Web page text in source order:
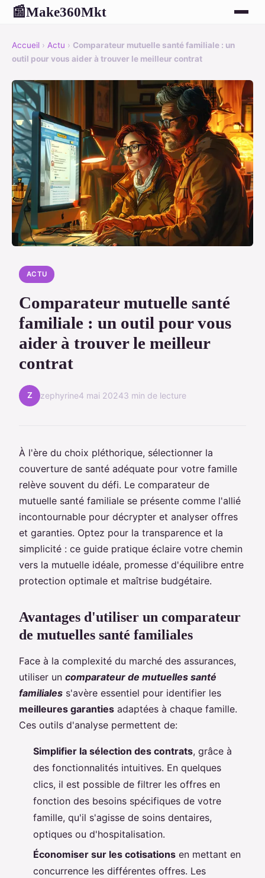
📰Make360Mkt
Accueil › Actu › Comparateur mutuelle santé familiale : un
outil pour vous aider à trouver le meilleur contrat
ACTU
Comparateur mutuelle santé
familiale : un outil pour vous
aider à trouver le meilleur
contrat
Z zephyrine4 mai 20243 min de lecture
À l'ère du choix pléthorique, sélectionner la
couverture de santé adéquate pour votre famille
relève souvent du défi. Le comparateur de
mutuelle santé familiale se présente comme l'allié
incontournable pour décrypter et analyser offres
et garanties. Optez pour la transparence et la
simplicité : ce guide pratique éclaire votre chemin
vers la mutuelle idéale, promesse d'équilibre entre
protection optimale et maîtrise budgétaire.
Avantages d'utiliser un comparateur
de mutuelles santé familiales
Face à la complexité du marché des assurances,
utiliser un comparateur de mutuelles santé
familiales s'avère essentiel pour identifier les
meilleures garanties adaptées à chaque famille.
Ces outils d'analyse permettent de:
Simplifier la sélection des contrats, grâce à
des fonctionnalités intuitives. En quelques
clics, il est possible de filtrer les offres en
fonction des besoins spécifiques de votre
famille, qu'il s'agisse de soins dentaires,
optiques ou d'hospitalisation.
Économiser sur les cotisations en mettant en
concurrence les différentes offres. Les